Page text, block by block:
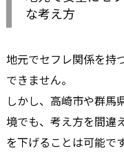
な考え方
地元でセフレ関係を持
できません。
しかし、高崎市や群馬
境でも、考え方を間違
を下げることは可能です